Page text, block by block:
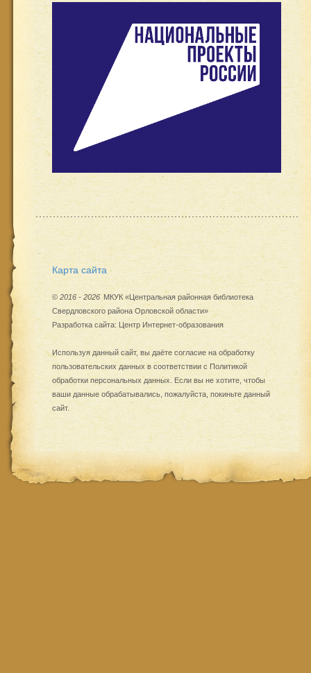
Карта сайта
© 2016 - 2026 МКУК «Центральная районная библиотека
Свердловского района Орловской области»
Разработка сайта: Центр Интернет-образования
Используя данный сайт, вы даёте согласие на обработку
пользовательских данных в соответствии с Политикой
обработки персональных данных . Если вы не хотите, чтобы
ваши данные обрабатывались, пожалуйста, покиньте данный
сайт.